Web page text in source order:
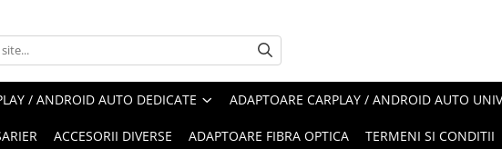
/ ANDROID AUTO DEDICATE ADAPTOARE CARPLAY / ANDROID AUTO
ACCESORII DIVERSE ADAPTOARE FIBRA OPTICA TERMENI SI CONDITII